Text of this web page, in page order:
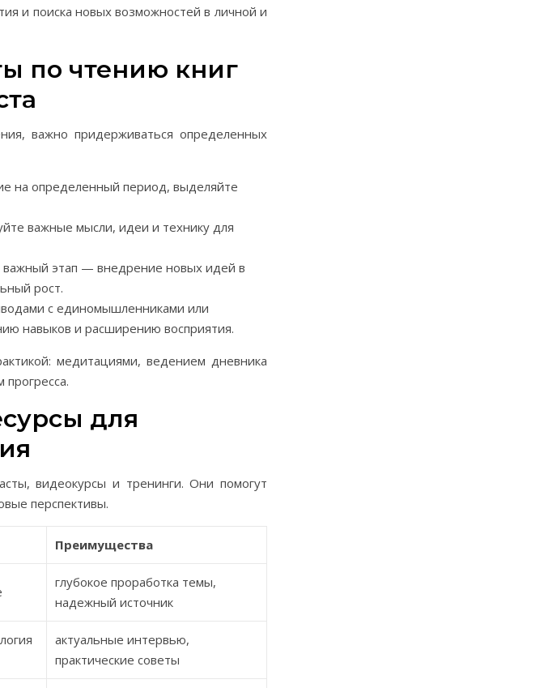
и поиска новых возможностей в личной и
по чтению книг
важно придерживаться определенных
на определенный период, выделяйте
важные мысли, идеи и технику для
важный этап — внедрение новых идей в
рост.
с единомышленниками или
навыков и расширению восприятия.
медитациями, ведением дневника
для
видеокурсы и тренинги. Они помогут
перспективы.
Преимущества
глубокое проработка темы,
надежный источник
актуальные интервью,
практические советы